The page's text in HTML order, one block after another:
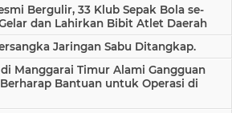
Bergulir, 33 Klub Sepak Bola se-
dan Lahirkan Bibit Atlet Daerah
Jaringan Sabu Ditangkap.
di Manggarai Timur Alami Gangguan
Bantuan untuk Operasi di